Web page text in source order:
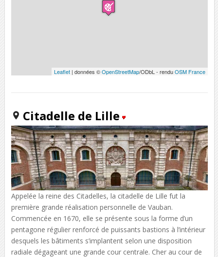
Leaflet | données ©OpenStreetMap/ODbL - renduOSM France
Citadelle de Lille
Appelée la reine des Citadelles, la citadelle de Lille fut la
première grande réalisation personnelle de Vauban.
Commencée en 1670, elle se présente sous la forme d’un
pentagone régulier renforcé de puissants bastions à l’intérieur
desquels les bâtiments s’implantent selon une disposition
radiale dégageant une grande cour centrale. Cher au cour de